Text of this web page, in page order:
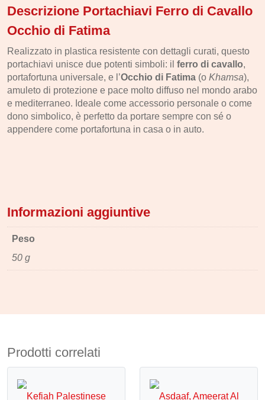
Descrizione Portachiavi Ferro di Cavallo
Occhio di Fatima
Realizzato in plastica resistente con dettagli curati, questo
portachiavi unisce due potenti simboli: il ferro di cavallo,
portafortuna universale, e l’Occhio di Fatima (o Khamsa),
amuleto di protezione e pace molto diffuso nel mondo arabo
e mediterraneo. Ideale come accessorio personale o come
dono simbolico, è perfetto da portare sempre con sé o
appendere come portafortuna in casa o in auto.
Informazioni aggiuntive
Peso
50 g
Prodotti correlati
Kefiah Palestinese
Asdaaf, Ameerat Al